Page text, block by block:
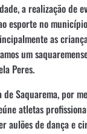
a realização de
esporte no
as
um
Peres.
Saquarema, por
atletas
aulões de dança e